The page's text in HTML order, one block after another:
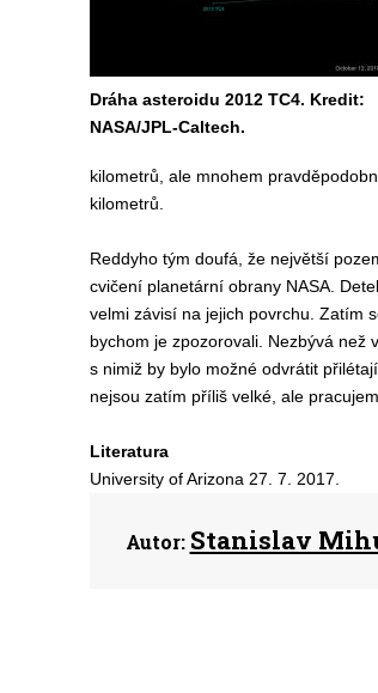
Dráha asteroidu 2012 TC4. Kredit:
NASA/JPL-Caltech.
kilometrů, ale mnohem
kilometrů.
Reddyho tým doufá, že největší
cvičení planetární obrany NASA.
velmi závisí na jejich povrchu. Zatím
bychom je zpozorovali. Nezbývá než
s nimiž by bylo možné odvrátit
nejsou zatím příliš velké, ale
Literatura
University of Arizona 27. 7. 2017.
Autor: Stanislav